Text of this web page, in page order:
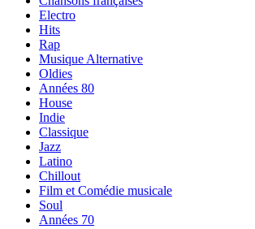
Electro
Hits
Rap
Musique Alternative
Oldies
Années 80
House
Indie
Classique
Jazz
Latino
Chillout
Film et Comédie musicale
Soul
Années 70